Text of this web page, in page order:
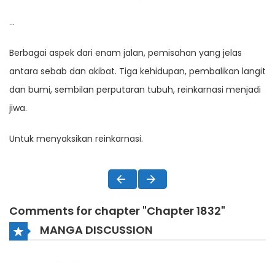
…
Berbagai aspek dari enam jalan, pemisahan yang jelas
antara sebab dan akibat. Tiga kehidupan, pembalikan langit
dan bumi, sembilan perputaran tubuh, reinkarnasi menjadi
jiwa.
Untuk menyaksikan reinkarnasi.
Comments for chapter "Chapter 1832"
MANGA DISCUSSION